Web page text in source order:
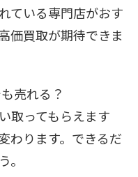
ている専門店がおす
価買取が期待できま
売れる？
取ってもらえます
わります。できるだ
。